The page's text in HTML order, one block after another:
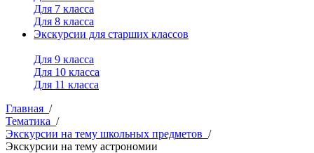
Для 7 класса
Для 8 класса
Экскурсии для старших классов
Для 9 класса
Для 10 класса
Для 11 класса
Главная /
Тематика /
Экскурсии на тему школьных предметов /
Экскурсии на тему астрономии